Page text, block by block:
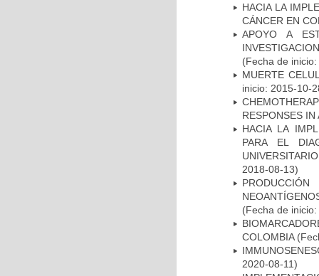
HACIA LA
CÁNCER EN
APOYO A
(Fecha de
MUERTE
inicio: 2015-10-
RESPONSES IN
HACIA LA
PARA EL
2018-08-13)
(Fecha de
COLOMBIA
2020-08-11)